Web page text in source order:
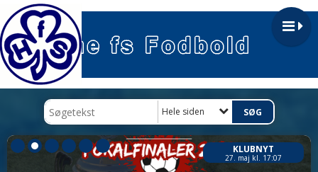
Hele siden
KLUBNYT
27. maj kl. 17:07